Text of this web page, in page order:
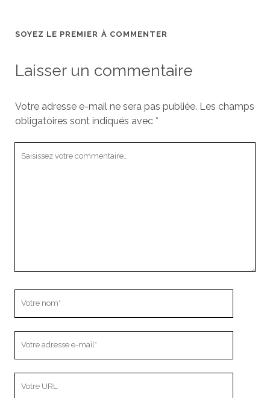
SOYEZ LE PREMIER À COMMENTER
Laisser un commentaire
Votre adresse e-mail ne sera pas publiée. Les champs
obligatoires sont indiqués avec *
mail